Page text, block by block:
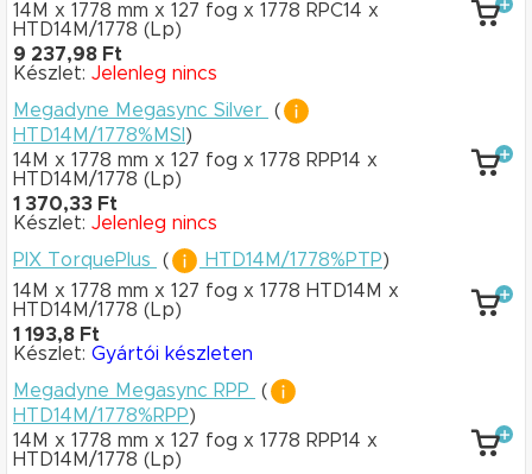
14M x 1778 mm x 127 fog x 1778 RPC14 x
HTD14M/1778 (Lp)
9 237,98 Ft
Készlet: Jelenleg nincs
Megadyne Megasync Silver
(
HTD14M/1778%MSI )
14M x 1778 mm x 127 fog x 1778 RPP14 x
HTD14M/1778 (Lp)
1 370,33 Ft
Készlet: Jelenleg nincs
PIX TorquePlus
( HTD14M/1778%PTP)
14M x 1778 mm x 127 fog x 1778 HTD14M x
HTD14M/1778 (Lp)
1 193,8 Ft
Készlet: Gyártói készleten
Megadyne Megasync RPP
(
HTD14M/1778%RPP)
14M x 1778 mm x 127 fog x 1778 RPP14 x
HTD14M/1778 (Lp)